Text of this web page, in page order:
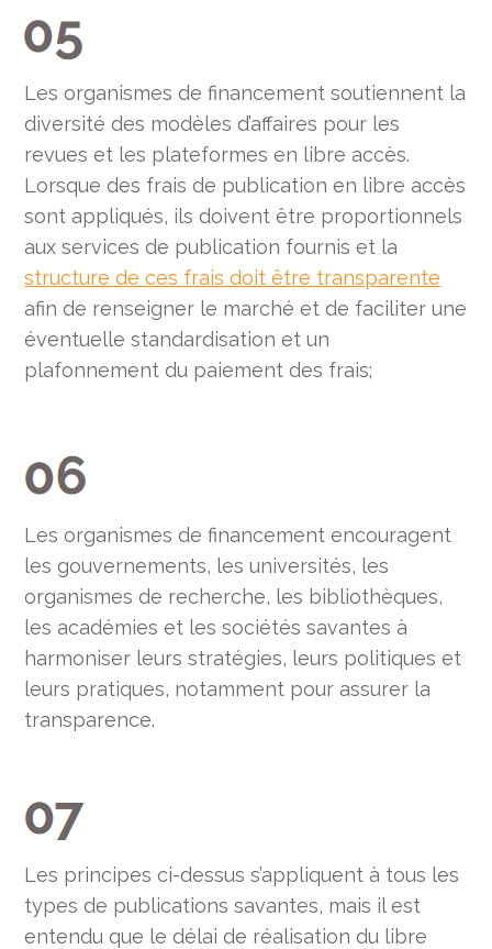
Les organismes de financement soutiennent la
diversité des modèles d’affaires pour les
revues et les plateformes en libre accès.
Lorsque des frais de publication en libre accès
sont appliqués, ils doivent être proportionnels
aux services de publication fournis et la
structure de ces frais doit être transparente
afin de renseigner le marché et de faciliter une
éventuelle standardisation et un
plafonnement du paiement des frais;
Les organismes de financement encouragent
les gouvernements, les universités, les
organismes de recherche, les bibliothèques,
les académies et les sociétés savantes à
harmoniser leurs stratégies, leurs politiques et
leurs pratiques, notamment pour assurer la
transparence.
Les principes ci-dessus s’appliquent à tous les
types de publications savantes, mais il est
entendu que le délai de réalisation du libre